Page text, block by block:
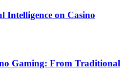
Intelligence on Casino
Gaming: From Traditional